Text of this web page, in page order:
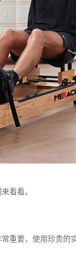
看看。
重要，使用珍贵的